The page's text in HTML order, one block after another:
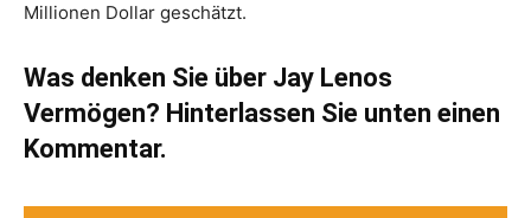
Millionen Dollar geschätzt.
Was denken Sie über Jay Lenos
Vermögen? Hinterlassen Sie unten einen
Kommentar.